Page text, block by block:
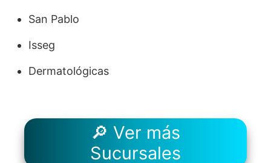
San Pablo
Isseg
Dermatológicas
🔎 Ver más
Sucursales